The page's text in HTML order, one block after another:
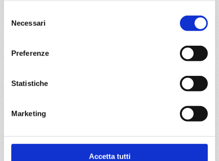
delNecessari
Preferenze
Statistiche
Marketing
Accetta tutti
Valencia, La Spezia, Civitavecchia, Genova, Marsiglia,
01/05/2027
08/05/2027